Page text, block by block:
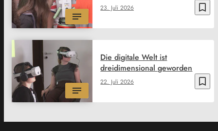
bookmark_border
23. Juli 2026
bookmark_border
22. Juli 2026
Die digitale Welt ist
dreidimensional geworden